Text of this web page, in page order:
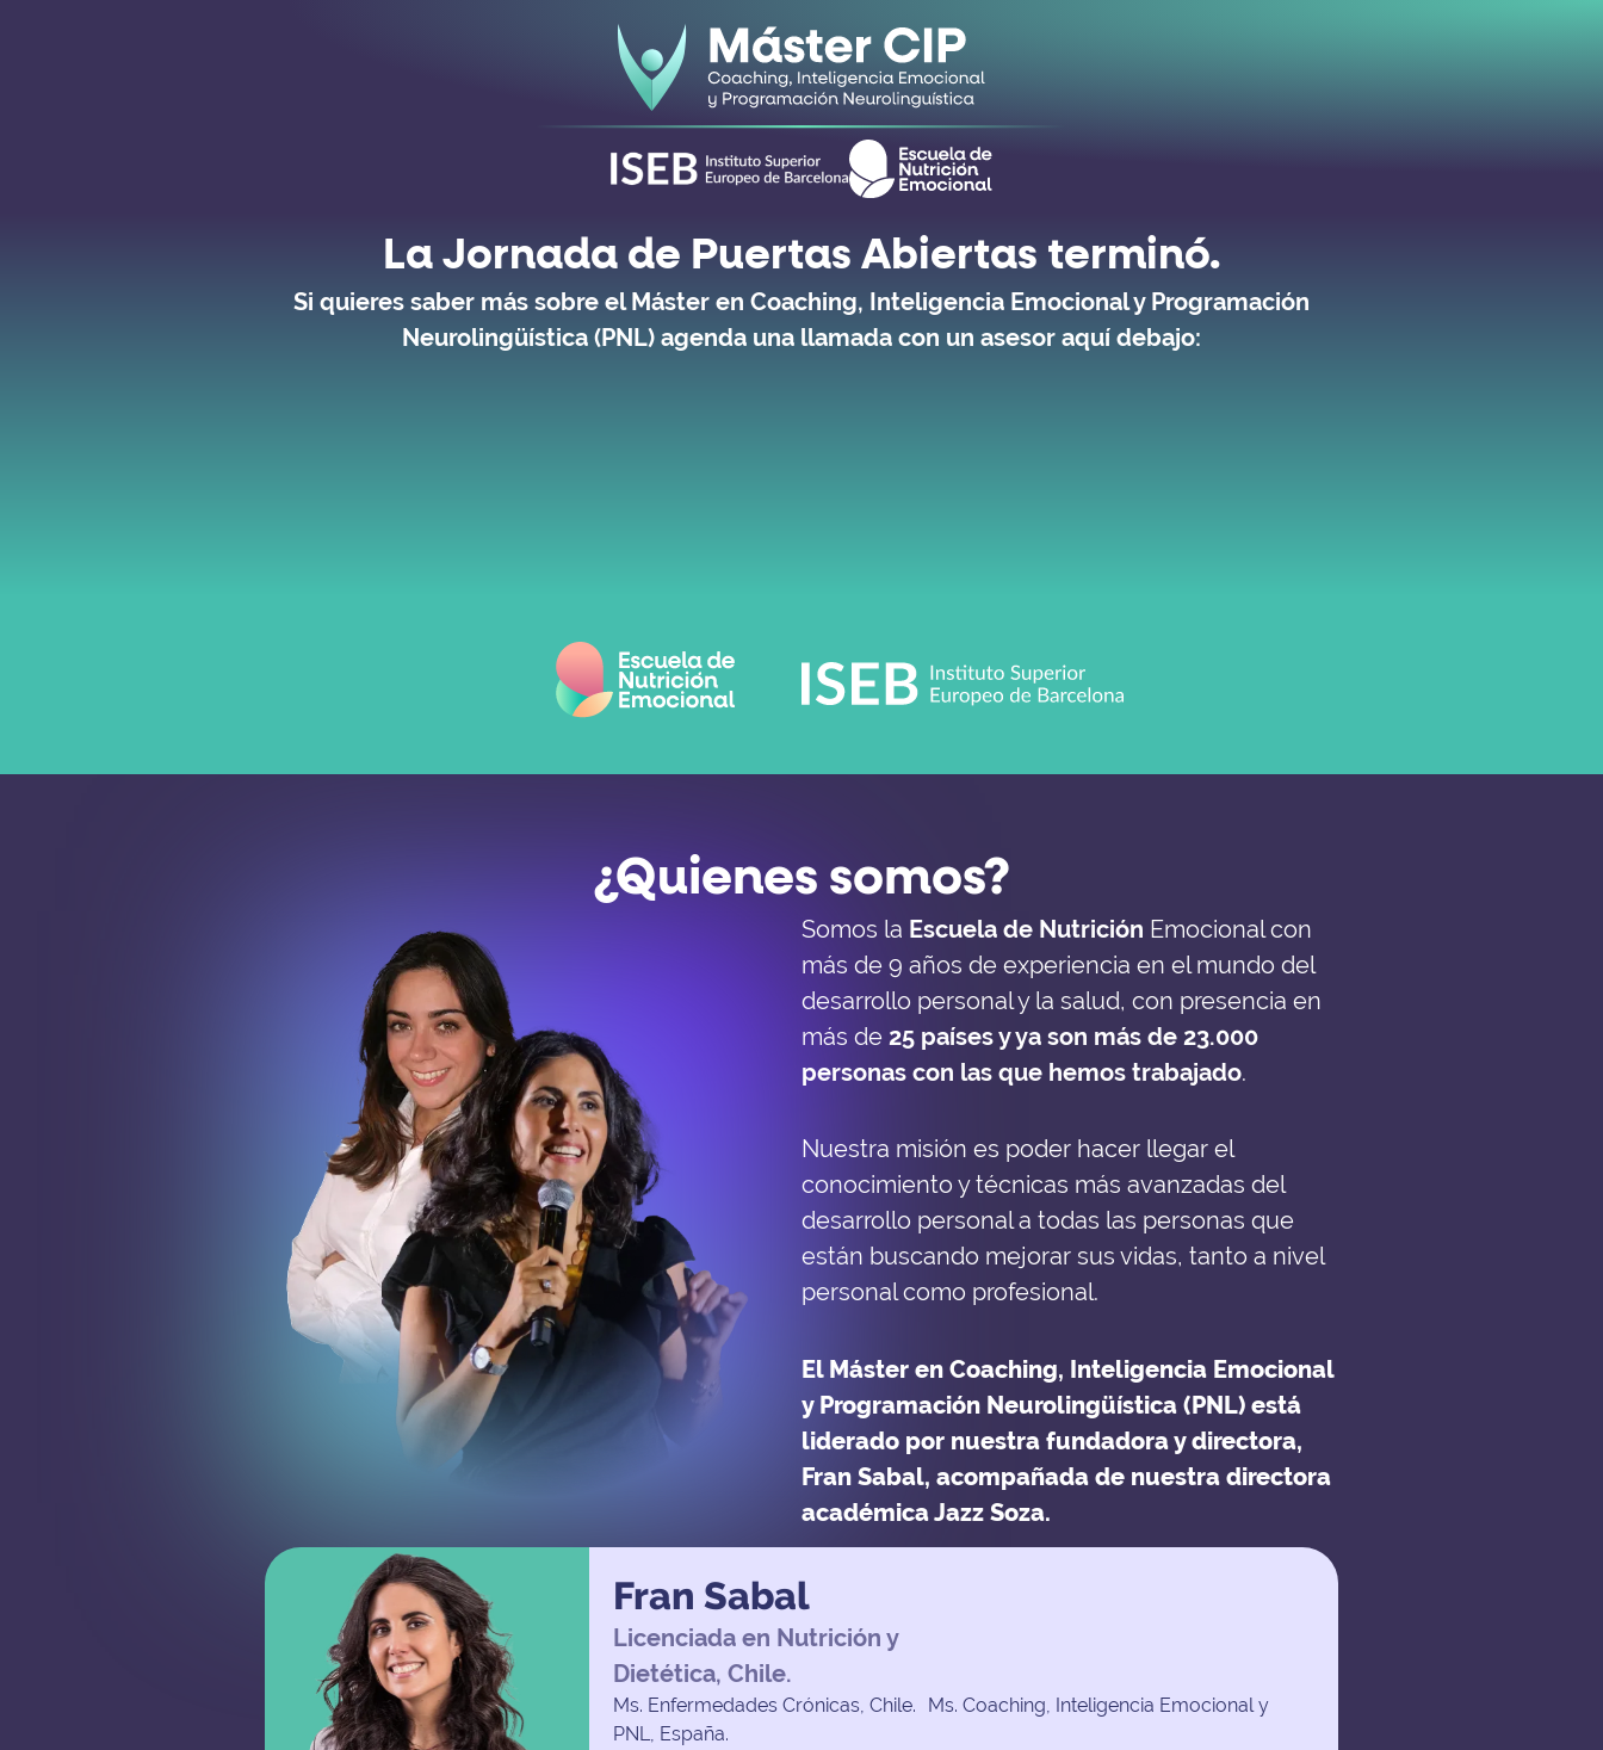
La Jornada de Puertas Abiertas terminó.
Si quieres saber más sobre el Máster en Coaching, Inteligencia Emocional y Programación
Neurolingüística (PNL) agenda una llamada con un asesor aquí debajo:
¿Quienes somos?
Somos la Escuela de Nutrición Emocional con
más de 9 años de experiencia en el mundo del
desarrollo personal y la salud, con presencia en
más de 25 países y ya son más de 23.000
personas con las que hemos trabajado.
Nuestra misión es poder hacer llegar el
conocimiento y técnicas más avanzadas del
desarrollo personal a todas las personas que
están buscando mejorar sus vidas, tanto a nivel
personal como profesional.
El Máster en Coaching, Inteligencia Emocional
y Programación Neurolingüística (PNL) está
liderado por nuestra fundadora y directora,
Fran Sabal, acompañada de nuestra directora
académica Jazz Soza.
Fran Sabal
Licenciada en Nutrición y
Dietética, Chile.
Ms. Enfermedades Crónicas, Chile. Ms. Coaching, Inteligencia Emocional y
PNL, España.